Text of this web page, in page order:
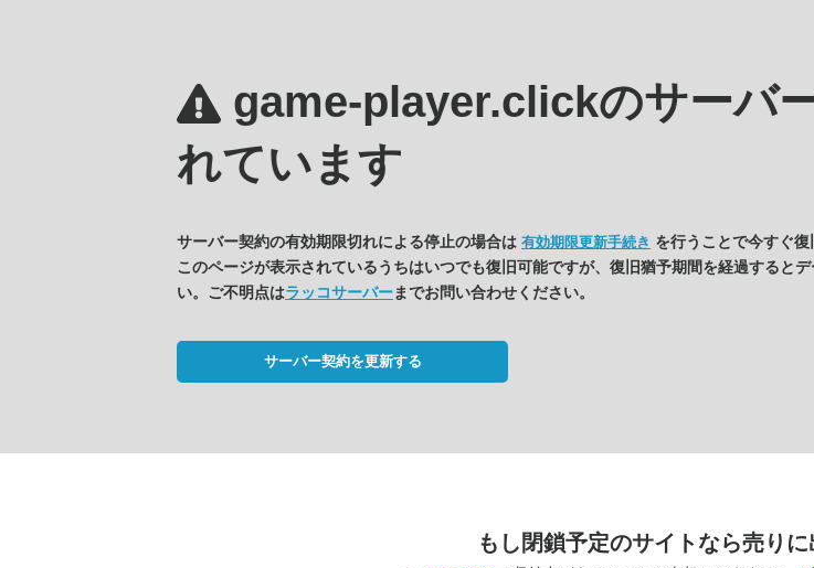
game-player.clickのサーバ
れています
サーバー契約の有効期限切れによる停止の場合は 有効期限更新手続き を行うことで今すぐ復
このページが表示されているうちはいつでも復旧可能ですが、復旧猶予期間を経過すると
い。ご不明点はラッコサーバーまでお問い合わせください。
サーバー契約を更新する
もし閉鎖予定のサイトなら売りに